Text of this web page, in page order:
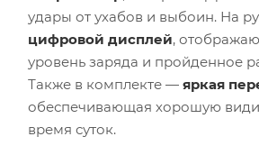
удары от ухабов и выбоин. На
цифровой дисплей,
уровень заряда и пройденное
Также в комплекте — яркая
обеспечивающая хорошую
время суток.